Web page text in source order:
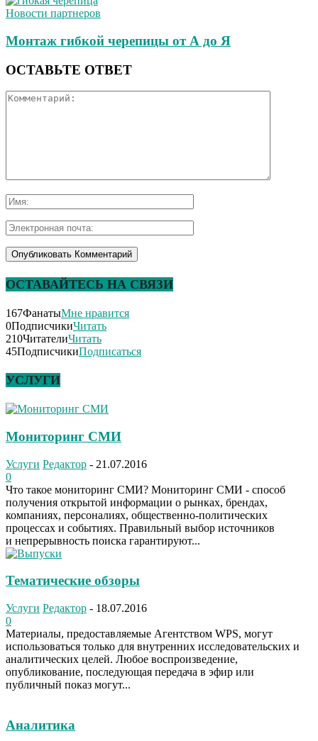
Новости партнеров
Монтаж гибкой черепицы от А до Я
ОСТАВЬТЕ ОТВЕТ
ОСТАВАЙТЕСЬ НА СВЯЗИ
167ФанатыМне нравится
0ПодписчикиЧитать
210ЧитателиЧитать
45ПодписчикиПодписаться
УСЛУГИ
Мониторинг СМИ
Услуги Редактор - 21.07.2016
0
Что такое мониторинг СМИ? Мониторинг СМИ - способ
получения открытой информации о рынках, брендах,
компаниях, персоналиях, общественно-политических
процессах и событиях. Правильный выбор источников
и непрерывность поиска гарантируют...
Тематические обзоры
Услуги Редактор - 18.07.2016
0
Материалы, предоставляемые Агентством WPS, могут
использоваться только для внутренних исследовательских и
аналитических целей. Любое воспроизведение,
опубликование, последующая передача в эфир или
публичный показ могут...
Аналитика